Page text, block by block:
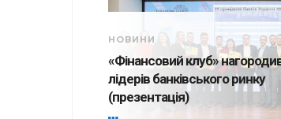
НОВИНИ
«Фінансовий клуб»
лідерів банківського ринку
(презентація)